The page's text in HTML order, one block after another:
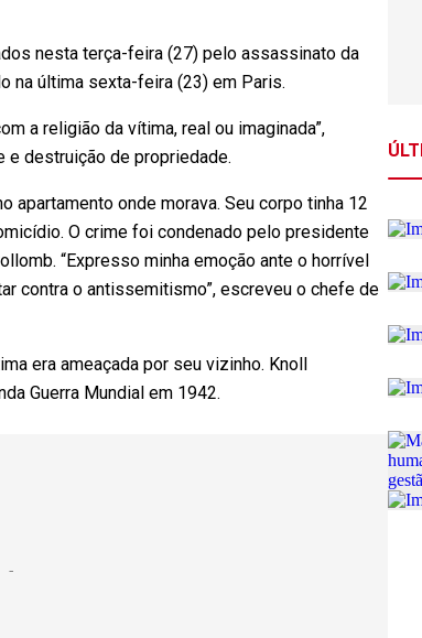
nesta terça-feira (27) pelo assassinato da
na última sexta-feira (23) em Paris.
a religião da vítima, real ou imaginada”,
e destruição de propriedade.
apartamento onde morava. Seu corpo tinha 12
O crime foi condenado pelo presidente
“Expresso minha emoção ante o horrível
contra o antissemitismo”, escreveu o chefe de
era ameaçada por seu vizinho. Knoll
Guerra Mundial em 1942.